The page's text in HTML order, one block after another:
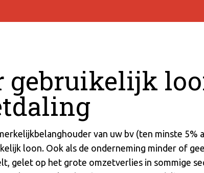
gebruikelijk
van uw bv (ten minste
loon. Ook als de onderneming minder of
gelet op het grote omzetverlies in sommige